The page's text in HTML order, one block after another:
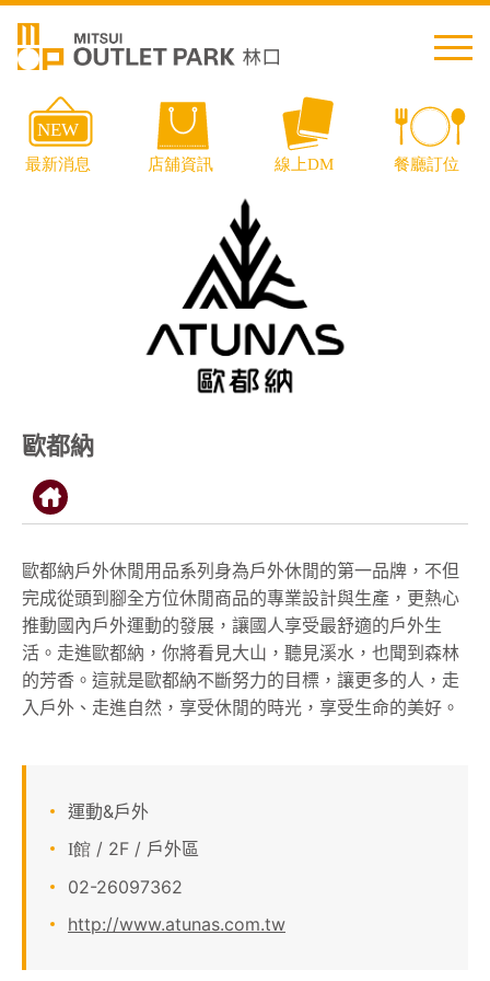
English
樓層導覽
顧客服務
關於我們
APP會員專區
歐都納
歐都納戶外休閒用品系列身為戶外休閒的第一品牌，不但
完成從頭到腳全方位休閒商品的專業設計與生產，更熱心
推動國內戶外運動的發展，讓國人享受最舒適的戶外生
活。走進歐都納，你將看見大山，聽見溪水，也聞到森林
的芳香。這就是歐都納不斷努力的目標，讓更多的人，走
入戶外、走進自然，享受休閒的時光，享受生命的美好。
運動&戶外
I館 / 2F / 戶外區
02-26097362
http://www.atunas.com.tw